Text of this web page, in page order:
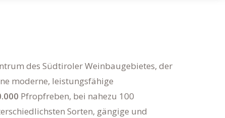
des Südtiroler Weinbaugebietes, der
moderne, leistungsfähige
Pfropfreben, bei nahezu 100
Sorten, gängige und